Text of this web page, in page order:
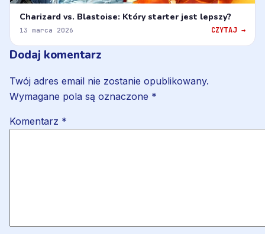
Charizard vs. Blastoise: Który starter jest lepszy?
13 marca 2026 CZYTAJ →
Dodaj komentarz
Twój adres email nie zostanie opublikowany.
Wymagane pola są oznaczone *
Komentarz *